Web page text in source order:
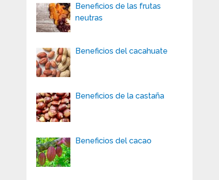
Beneficios de las frutas
neutras
Beneficios del cacahuate
Beneficios de la castaña
Beneficios del cacao